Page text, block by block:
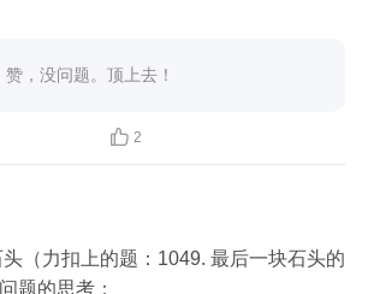
std;
std::vector<int>& w, const std::vector<i
= 1; tn < N + 1; tn++) { // 遍历每一件物品
rw = 1; rw < W + 1; rw++) { // 背包容量有多
多少次
，没问题。顶上去！
 2
（力扣上的题：1049. 最后一块石头的
题的思考：